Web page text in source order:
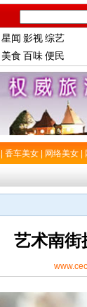
星闻 影视综艺
美食 百味便民
香车美女 网络美女
艺术南街